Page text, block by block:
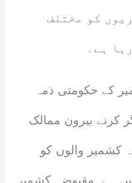
کو مختلف
ہے۔
کے حکومتی ذمہ
کرنے بیرون ممالک
کشمیر والوں کو